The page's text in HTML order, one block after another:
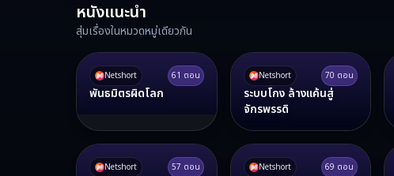
หนังแนะนำ
สุ่มเรื่องในหมวดหมู่เดียวกัน
Netshort 61 ตอน
พันธมิตรผิดโลก
Netshort 70 ตอน
ระบบโกง ล้างแค้นสู่
จักรพรรดิ
Netshort 57 ตอน Netshort 69 ตอน